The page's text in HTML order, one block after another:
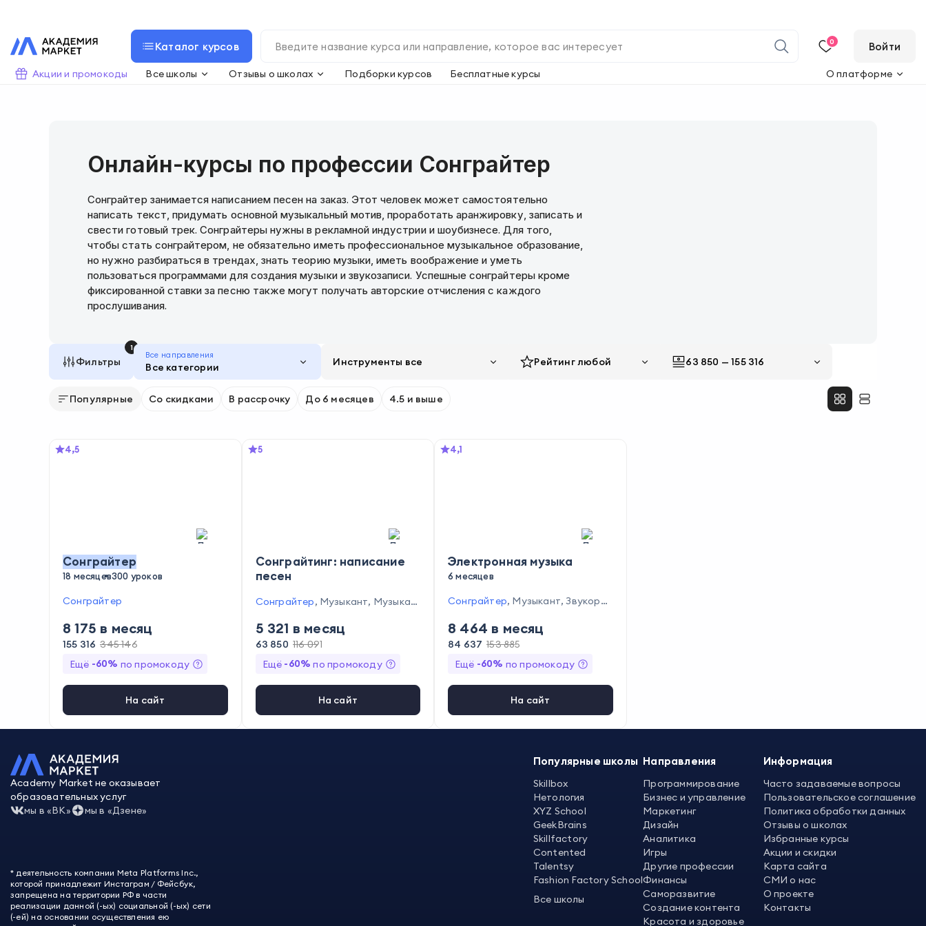
Каталог курсов 0 Войти
Акции и промокоды Все школы Отзывы о школах Подборки курсов Бесплатные курсы О платформе
Онлайн-курсы по профессии Сонграйтер
Сонграйтер занимается написанием песен на заказ. Этот человек может самостоятельно
написать текст, придумать основной музыкальный мотив, проработать аранжировку, записать и
свести готовый трек. Сонграйтеры нужны в рекламной индустрии и шоубизнесе. Для того,
чтобы стать сонграйтером, не обязательно иметь профессиональное музыкальное образование,
но нужно разбираться в трендах, знать теорию музыки, иметь воображение и уметь
пользоваться программами для создания музыки и звукозаписи. Успешные сонграйтеры кроме
фиксированной ставки за песню также могут получать авторские отчисления с каждого
прослушивания.
Фильтры
1
Все направления
Все категории Инструменты все Рейтинглюбой 63 850 — 155 316
Популярные Со скидками В рассрочку До 6 месяцев 4.5 и выше
4,5
Сонграйтер
18 месяцев300 уроков
Сонграйтер
8 175 в месяц
155 316 345 146
Ещё -60% по промокоду
На сайт
5
Сонграйтинг: написание
песен
Сонграйтер, Музыкант, Музыкал
5 321 в месяц
63 850 116 091
Ещё -60% по промокоду
На сайт
4,1
Электронная музыка
6 месяцев
Сонграйтер, Музыкант,Звукоре
8 464 в месяц
84 637 153 885
Ещё -60% по промокоду
На сайт
Academy Market не оказывает
образовательных услуг
мы в «ВК»
мы в «Дзене»
* деятельность компании Meta Platforms Inc.,
которой принадлежит Инстаграм / Фейсбук,
запрещена на территории РФ в части
реализации данной (-ых) социальной (-ых) сети
(-ей) на основании осуществления ею
Популярные школы
Все школы
Skillbox
Нетология
XYZ School
GeekBrains
Skillfactory
Contented
Talentsy
Fashion Factory School
Направления
Программирование
Бизнес и управление
Маркетинг
Дизайн
Аналитика
Игры
Другие профессии
Финансы
Саморазвитие
Создание контента
Красота и здоровье
Информация
Часто задаваемые вопросы
Пользовательское соглашение
Политика обработки данных
Отзывы о школах
Избранные курсы
Акции и скидки
Карта сайта
СМИ о нас
О проекте
Контакты